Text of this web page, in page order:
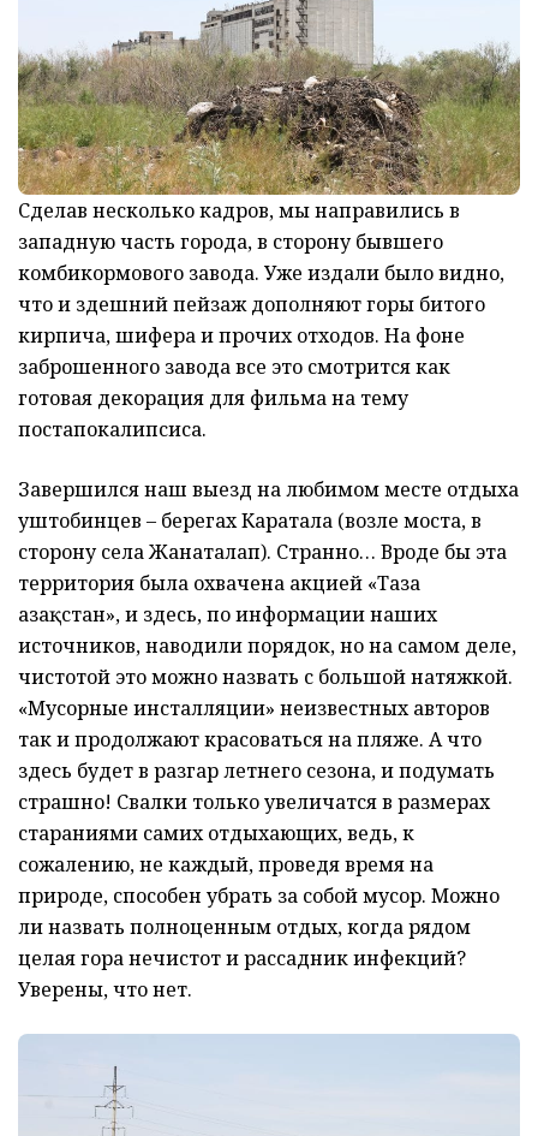
Сделав несколько кадров, мы направились в
западную часть города, в сторону бывшего
комбикормового завода. Уже издали было видно,
что и здешний пейзаж дополняют горы битого
кирпича, шифера и прочих отходов. На фоне
заброшенного завода все это смотрится как
готовая декорация для фильма на тему
постапокалипсиса.
Завершился наш выезд на любимом месте отдыха
уштобинцев – берегах Каратала (возле моста, в
сторону села Жанаталап). Странно… Вроде бы эта
территория была охвачена акцией «Таза
Қазақстан», и здесь, по информации наших
источников, наводили порядок, но на самом деле,
чистотой это можно назвать с большой натяжкой.
«Мусорные инсталляции» неизвестных авторов
так и продолжают красоваться на пляже. А что
здесь будет в разгар летнего сезона, и подумать
страшно! Свалки только увеличатся в размерах
стараниями самих отдыхающих, ведь, к
сожалению, не каждый, проведя время на
природе, способен убрать за собой мусор. Можно
ли назвать полноценным отдых, когда рядом
целая гора нечистот и рассадник инфекций?
Уверены, что нет.